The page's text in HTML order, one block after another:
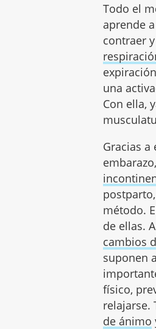
Todo el
aprende
contraer
una
Con ella,
Gracias
método.
de ellas.
cambios
suponen
físico,
relajarse.
de ánimo